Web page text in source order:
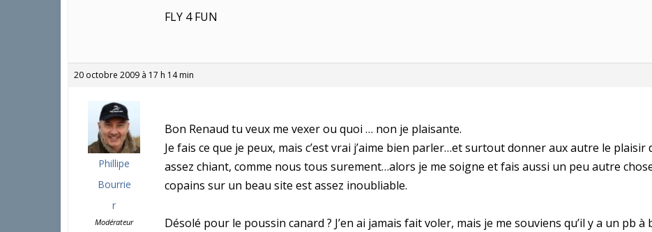
FLY 4 FUN
20 octobre 2009 à 17 h 14 min
Phillipe
Bourrie
r
Modérateur
Bon Renaud tu veux me vexer ou quoi … non je plaisante.
Je fais ce que je peux, mais c’est vrai j’aime bien parler…et surtout donner aux autre le
assez chiant, comme nous tous surement…alors je me soigne et fais aussi un peu autre
copains sur un beau site est assez inoubliable.
Désolé pour le poussin canard ? J’en ai jamais fait voler, mais je me souviens qu’il y a un pb